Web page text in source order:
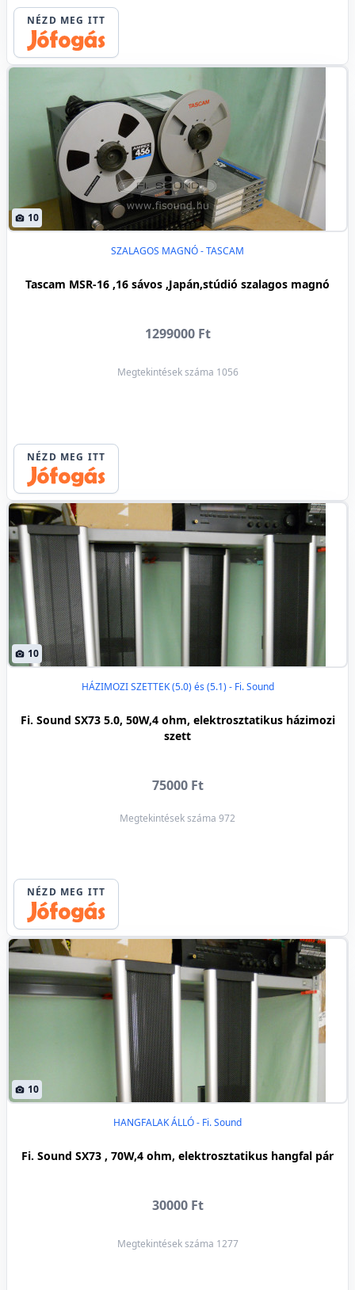
NÉZD MEG ITT
10
SZALAGOS MAGNÓ - TASCAM
Tascam MSR-16 ,16 sávos ,Japán,stúdió szalagos magnó
1299000 Ft
Megtekintések száma 1056
NÉZD MEG ITT
10
HÁZIMOZI SZETTEK (5.0) és (5.1) - Fi. Sound
Fi. Sound SX73 5.0, 50W,4 ohm, elektrosztatikus házimozi
szett
75000 Ft
Megtekintések száma 972
NÉZD MEG ITT
10
HANGFALAK ÁLLÓ - Fi. Sound
Fi. Sound SX73 , 70W,4 ohm, elektrosztatikus hangfal pár
30000 Ft
Megtekintések száma 1277